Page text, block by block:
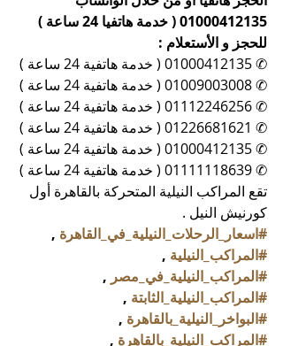
01000412135 ( خدمة هاتفيا 24 ساعة )
للحجز و الأستعلام :
✆ 01000412135 ( خدمة هاتفية 24 ساعة )
✆ 01009003008 ( خدمة هاتفية 24 ساعة )
✆ 01112246256 ( خدمة هاتفية 24 ساعة )
✆ 01226681621 ( خدمة هاتفية 24 ساعة )
✆ 01000412135 ( خدمة هاتفية 24 ساعة )
✆ 01111118639 ( خدمة هاتفية 24 ساعة )
تقع المراكب النيلية المتحركة بالقاهرة أول
كورنيش النيل .
#اسعار_الرحلات_النيلية_في_القاهرة ,
#المراكب_النيلية ,
#المراكب_النيلية_في_مصر ,
#المراكب_النيلية_الثابتة ,
#البواخر_النيلية_بالقاهرة ,
#المراكب_النيلية_بالقاهرة ,